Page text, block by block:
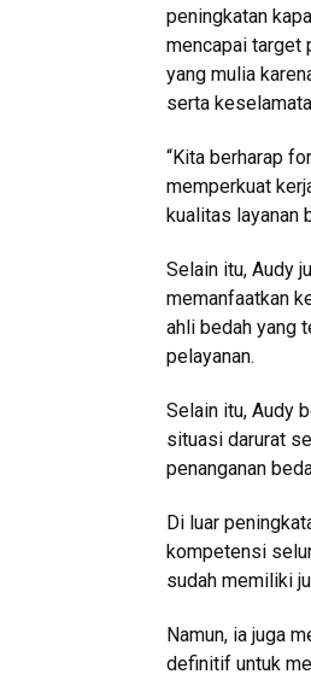
peningkatan
mencapai target
yang mulia
serta
“Kita berharap
memperkuat
kualitas layanan
Selain itu, Audy
memanfaatkan
ahli bedah yang
pelayanan.
Selain itu, Audy
situasi darurat
penanganan
Di luar
kompetensi
sudah memiliki
Namun, ia juga
definitif untuk